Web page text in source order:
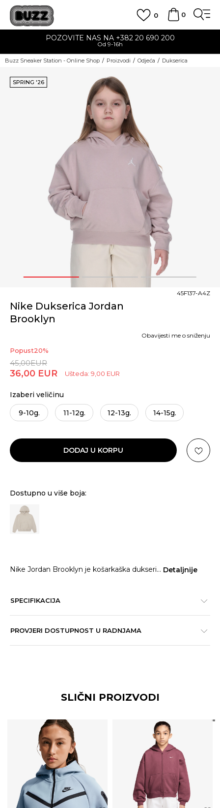
0
0
POZOVITE NAS NA +382 20 690 200
Od 9-16h
Buzz Sneaker Station - Online Shop Proizvodi Odjeća Dukserica
1 2 3
SPRING '26
Nike Dukserica Jordan
Brooklyn
45F137-A4Z
Popust20%
45,00EUR
36,00 EUR Ušteda: 9,00 EUR
Obavijesti me o sniženju
Izaberi veličinu
9-10g. 11-12g. 12-13g. 14-15g.
DODAJ U KORPU
Dostupno u više boja:
Nike Jordan Brooklyn je košarkaška dukseri... Detaljnije
SPECIFIKACIJA
PROVJERI DOSTUPNOST U RADNJAMA
SLIČNI PROIZVODI